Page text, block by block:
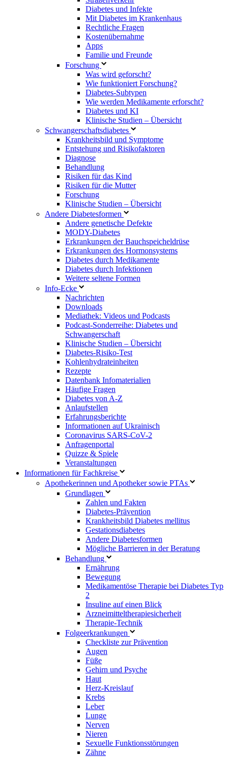
Diabetes und Infekte
Mit Diabetes im Krankenhaus
Rechtliche Fragen
Kostenübernahme
Apps
Familie und Freunde
Forschung
Was wird geforscht?
Wie funktioniert Forschung?
Diabetes-Subtypen
Wie werden Medikamente erforscht?
Diabetes und KI
Klinische Studien – Übersicht
Schwangerschaftsdiabetes
Krankheitsbild und Symptome
Entstehung und Risikofaktoren
Diagnose
Behandlung
Risiken für das Kind
Risiken für die Mutter
Forschung
Klinische Studien – Übersicht
Andere Diabetesformen
Andere genetische Defekte
MODY-Diabetes
Erkrankungen der Bauchspeicheldrüse
Erkrankungen des Hormonsystems
Diabetes durch Medikamente
Diabetes durch Infektionen
Weitere seltene Formen
Info-Ecke
Nachrichten
Downloads
Mediathek: Videos und Podcasts
Podcast-Sonderreihe: Diabetes und
Schwangerschaft
Klinische Studien – Übersicht
Diabetes-Risiko-Test
Kohlenhydrateinheiten
Rezepte
Datenbank Infomaterialien
Häufige Fragen
Diabetes von A-Z
Anlaufstellen
Erfahrungsberichte
Informationen auf Ukrainisch
Coronavirus SARS-CoV-2
Anfragenportal
Quizze & Spiele
Veranstaltungen
Informationen für Fachkreise
Apothekerinnen und Apotheker sowie PTAs
Grundlagen
Zahlen und Fakten
Diabetes-Prävention
Krankheitsbild Diabetes mellitus
Gestationsdiabetes
Andere Diabetesformen
Mögliche Barrieren in der Beratung
Behandlung
Ernährung
Bewegung
Medikamentöse Therapie bei Diabetes Typ
2
Insuline auf einen Blick
Arzneimitteltherapie­sicherheit
Therapie-Technik
Fol­ge­er­kran­kun­gen
Checkliste zur Prävention
Augen
Füße
Gehirn und Psyche
Haut
Herz-Kreislauf
Krebs
Leber
Lunge
Nerven
Nieren
Sexuelle Funktionsstörungen
Zähne